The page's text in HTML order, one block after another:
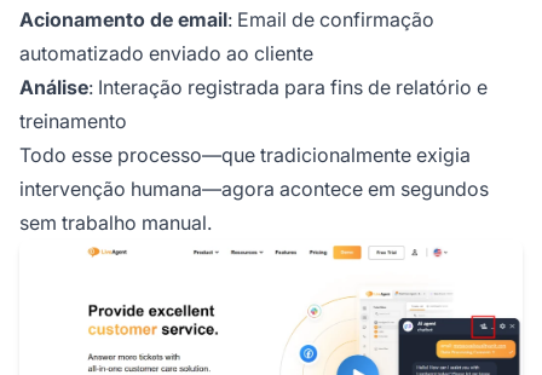
Acionamento de email: Email de confirmação
automatizado enviado ao cliente
Análise: Interação registrada para fins de relatório e
treinamento
Todo esse processo—que tradicionalmente exigia
intervenção humana—agora acontece em segundos
sem trabalho manual.